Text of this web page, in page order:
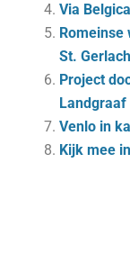
Via
Romeinse
St. Gerlach
Project
Landgraaf
Venlo in
Kijk mee